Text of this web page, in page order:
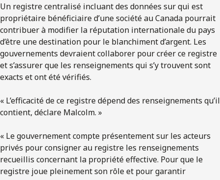
Un registre centralisé incluant des données sur qui est
propriétaire bénéficiaire d’une société au Canada pourrait
contribuer à modifier la réputation internationale du pays
d’être une destination pour le blanchiment d’argent. Les
gouvernements devraient collaborer pour créer ce registre
et s’assurer que les renseignements qui s’y trouvent sont
exacts et ont été vérifiés.
« L’efficacité de ce registre dépend des renseignements qu’il
contient, déclare Malcolm. »
« Le gouvernement compte présentement sur les acteurs
privés pour consigner au registre les renseignements
recueillis concernant la propriété effective. Pour que le
registre joue pleinement son rôle et pour garantir